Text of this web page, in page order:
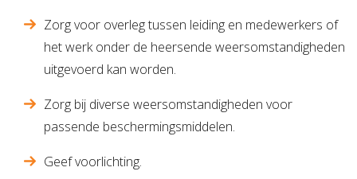
Zorg voor overleg tussen leiding en medewerkers of
het werk onder de heersende weersomstandigheden
uitgevoerd kan worden.
Zorg bij diverse weersomstandigheden voor
passende beschermingsmiddelen.
Geef voorlichting.